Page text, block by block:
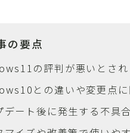
の要点
の評判が悪いとさ
との違いや変更点
デート後に発生する不具